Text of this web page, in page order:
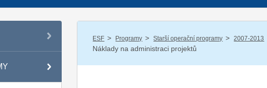
ESF / Programy / Starší operační programy / 2007-2013
Náklady na administraci projektů